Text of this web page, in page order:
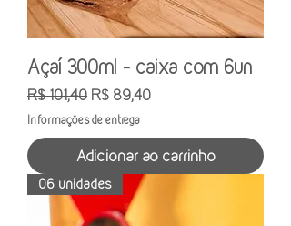
Açaí 300ml - caixa com 6un
Preço normal
R$ 101,40 Preço promocional
R$ 89,40
Informações de entrega
Adicionar ao carrinho
06 unidades